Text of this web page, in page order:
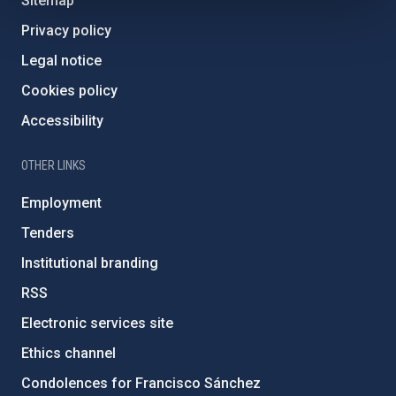
Privacy policy
Legal notice
Cookies policy
Accessibility
OTHER LINKS
Employment
Tenders
Institutional branding
RSS
Electronic services site
Ethics channel
Condolences for Francisco Sánchez